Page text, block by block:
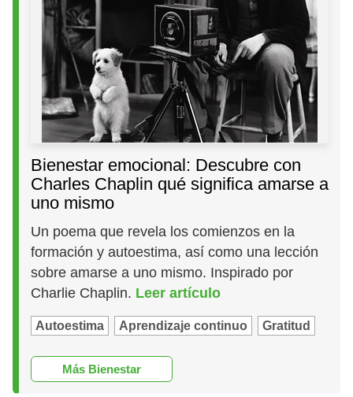
Bienestar emocional: Descubre con
Charles Chaplin qué significa amarse a
uno mismo
Un poema que revela los comienzos en la
formación y autoestima, así como una lección
sobre amarse a uno mismo. Inspirado por
Charlie Chaplin. Leer artículo
Autoestima Aprendizaje continuo Gratitud
Más Bienestar